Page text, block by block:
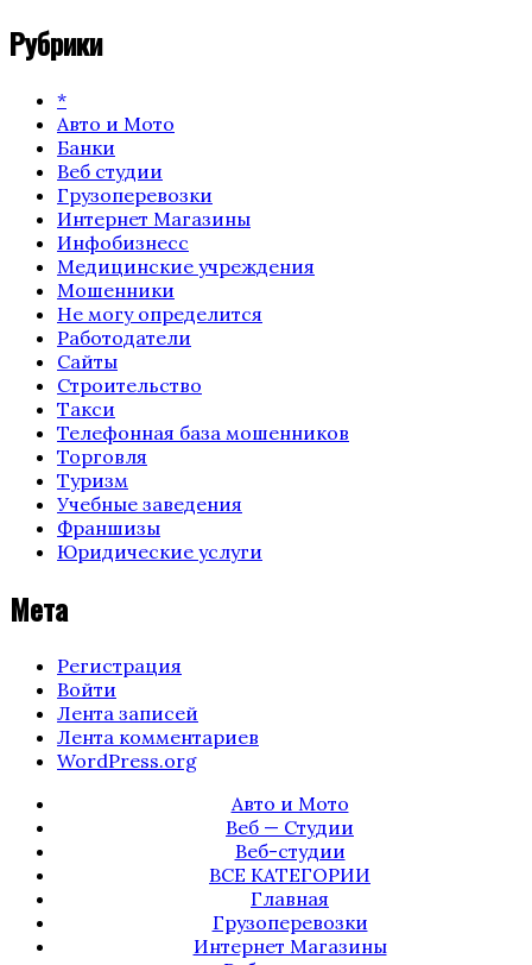
Рубрики
*
Авто и Мото
Банки
Веб студии
Грузоперевозки
Интернет Магазины
Инфобизнесс
Медицинские учреждения
Мошенники
Не могу определится
Работодатели
Сайты
Строительство
Такси
Телефонная база мошенников
Торговля
Туризм
Учебные заведения
Франшизы
Юридические услуги
Мета
Регистрация
Войти
Лента записей
Лента комментариев
WordPress.org
Авто и Мото
Веб — Студии
Веб-студии
ВСЕ КАТЕГОРИИ
Главная
Грузоперевозки
Интернет Магазины